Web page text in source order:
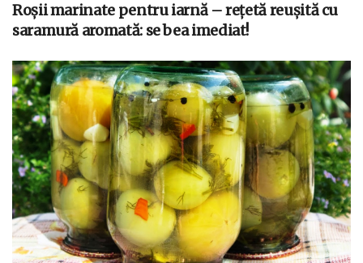
Roșii marinate pentru iarnă – rețetă reușită cu
saramură aromată: se bea imediat!